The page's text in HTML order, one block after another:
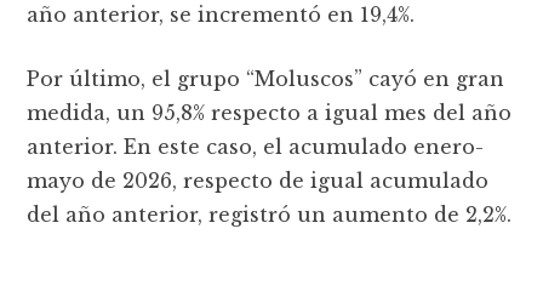
año anterior, se incrementó en 19,4%.
Por último, el grupo “Moluscos” cayó en gran
medida, un 95,8% respecto a igual mes del año
anterior. En este caso, el acumulado enero-
mayo de 2026, respecto de igual acumulado
del año anterior, registró un aumento de 2,2%.